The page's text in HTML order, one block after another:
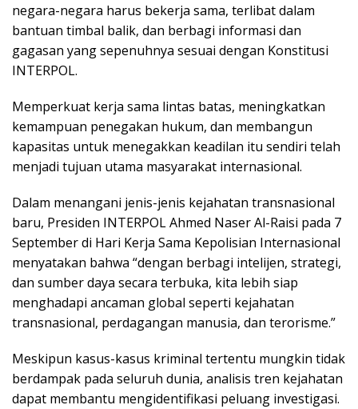
negara-negara harus bekerja sama, terlibat dalam
bantuan timbal balik, dan berbagi informasi dan
gagasan yang sepenuhnya sesuai dengan Konstitusi
INTERPOL.
Memperkuat kerja sama lintas batas, meningkatkan
kemampuan penegakan hukum, dan membangun
kapasitas untuk menegakkan keadilan itu sendiri telah
menjadi tujuan utama masyarakat internasional.
Dalam menangani jenis-jenis kejahatan transnasional
baru, Presiden INTERPOL Ahmed Naser Al-Raisi pada 7
September di Hari Kerja Sama Kepolisian Internasional
menyatakan bahwa “dengan berbagi intelijen, strategi,
dan sumber daya secara terbuka, kita lebih siap
menghadapi ancaman global seperti kejahatan
transnasional, perdagangan manusia, dan terorisme.”
Meskipun kasus-kasus kriminal tertentu mungkin tidak
berdampak pada seluruh dunia, analisis tren kejahatan
dapat membantu mengidentifikasi peluang investigasi.